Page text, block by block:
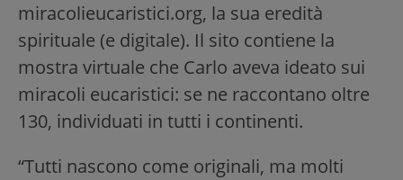
miracolieucaristici.org, la sua eredità
spirituale (e digitale). Il sito contiene la
mostra virtuale che Carlo aveva ideato sui
miracoli eucaristici: se ne raccontano oltre
130, individuati in tutti i continenti.
“Tutti nascono come originali, ma molti